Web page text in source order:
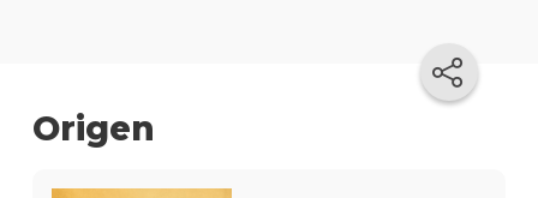
Origen